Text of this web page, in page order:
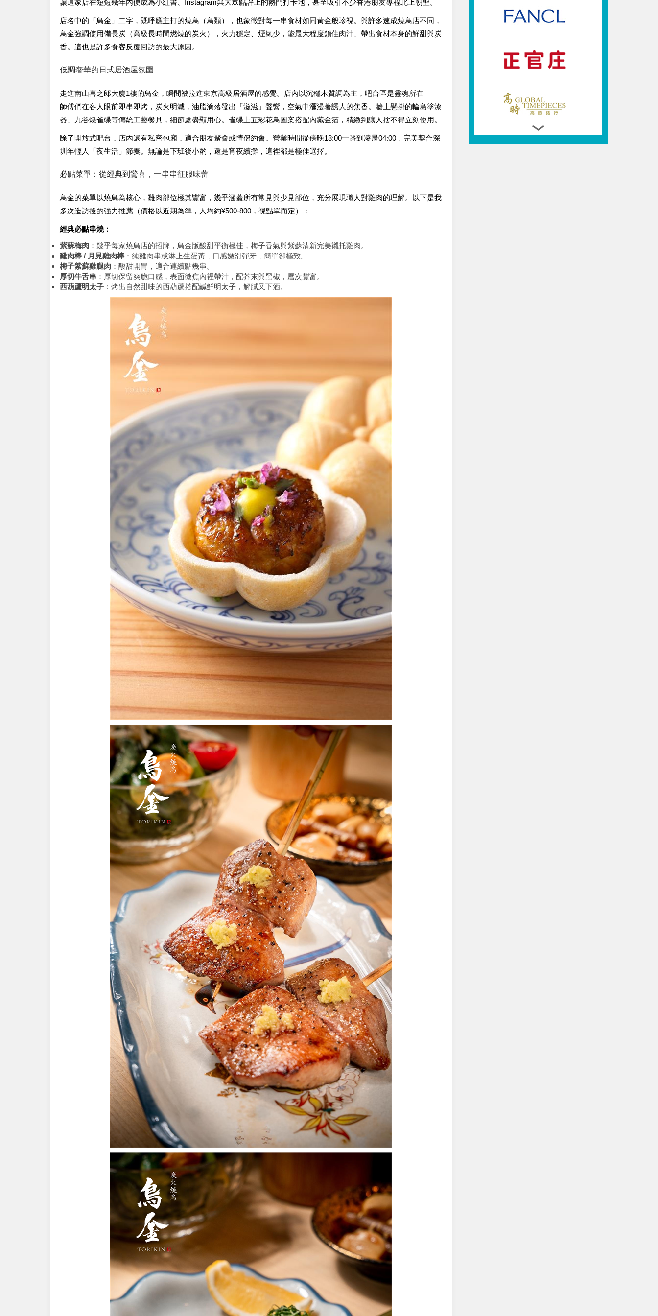
讓這家店在短短幾年內便成為小紅書、Instagram與大眾點評上的熱門打卡地，甚至吸引不少香港朋友專程北上朝聖。
店名中的「鳥金」二字，既呼應主打的燒鳥（鳥類），也象徵對每一串食材如同黃金般珍視。與許多速成燒鳥店不同，
鳥金強調使用備長炭（高級長時間燃燒的炭火），火力穩定、煙氣少，能最大程度鎖住肉汁、帶出食材本身的鮮甜與炭
香。這也是許多食客反覆回訪的最大原因。
低調奢華的日式居酒屋氛圍
走進南山喜之郎大廈1樓的鳥金，瞬間被拉進東京高級居酒屋的感覺。店內以沉穩木質調為主，吧台區是靈魂所在——
師傅們在客人眼前即串即烤，炭火明滅，油脂滴落發出「滋滋」聲響，空氣中瀰漫著誘人的焦香。牆上懸掛的輪島塗漆
器、九谷燒雀碟等傳統工藝餐具，細節處盡顯用心。雀碟上五彩花鳥圖案搭配內藏金箔，精緻到讓人捨不得立刻使用。
除了開放式吧台，店內還有私密包廂，適合朋友聚會或情侶約會。營業時間從傍晚18:00一路到凌晨04:00，完美契合深
圳年輕人「夜生活」節奏。無論是下班後小酌，還是宵夜續攤，這裡都是極佳選擇。
必點菜單：從經典到驚喜，一串串征服味蕾
鳥金的菜單以燒鳥為核心，雞肉部位極其豐富，幾乎涵蓋所有常見與少見部位，充分展現職人對雞肉的理解。以下是我
多次造訪後的強力推薦（價格以近期為準，人均約¥500-800，視點單而定）：
經典必點串燒：
紫蘇梅肉 ：幾乎每家燒鳥店的招牌，鳥金版酸甜平衡極佳，梅子香氣與紫蘇清新完美襯托雞肉。
雞肉棒 / 月見雞肉棒 ：純雞肉串或淋上生蛋黃，口感嫩滑彈牙，簡單卻極致。
梅子紫蘇雞腿肉 ：酸甜開胃，適合連續點幾串。
厚切牛舌串 ：厚切保留爽脆口感，表面微焦內裡帶汁，配芥末與黑椒，層次豐富。
西葫蘆明太子 ：烤出自然甜味的西葫蘆搭配鹹鮮明太子，解膩又下酒。